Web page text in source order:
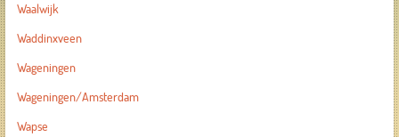
Waalwijk
Waddinxveen
Wageningen
Wageningen/Amsterdam
Wapse